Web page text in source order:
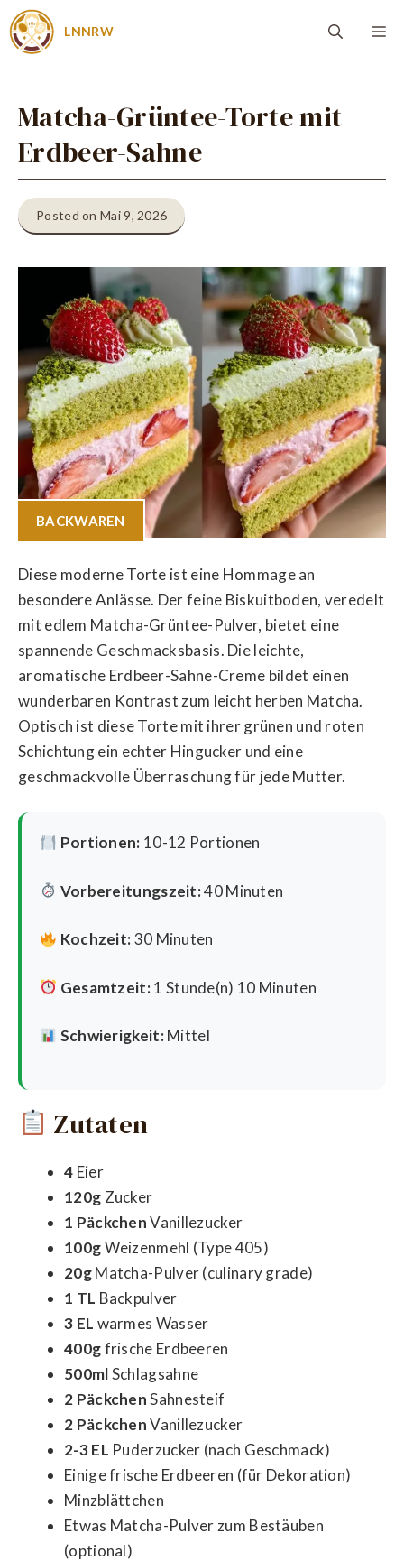
Zum
Inhalt
LNNRW
Matcha-Grüntee-Torte mit
Erdbeer-Sahne
Posted on Mai 9, 2026
BACKWAREN
Diese moderne Torte ist eine Hommage an
besondere Anlässe. Der feine Biskuitboden, veredelt
mit edlem Matcha-Grüntee-Pulver, bietet eine
spannende Geschmacksbasis. Die leichte,
aromatische Erdbeer-Sahne-Creme bildet einen
wunderbaren Kontrast zum leicht herben Matcha.
Optisch ist diese Torte mit ihrer grünen und roten
Schichtung ein echter Hingucker und eine
geschmackvolle Überraschung für jede Mutter.
Portionen: 10-12 Portionen
Vorbereitungszeit:40 Minuten
Kochzeit:30 Minuten
Gesamtzeit:1 Stunde(n) 10 Minuten
Schwierigkeit:Mittel
Zutaten
4 Eier
120g Zucker
1 PäckchenVanillezucker
100gWeizenmehl (Type 405)
20gMatcha-Pulver (culinary grade)
1 TL Backpulver
3 EL warmes Wasser
400gfrische Erdbeeren
500mlSchlagsahne
2 PäckchenSahnesteif
2 PäckchenVanillezucker
2-3 EL Puderzucker (nach Geschmack)
Einige frische Erdbeeren (für Dekoration)
Minzblättchen
Etwas Matcha-Pulver zum Bestäuben
(optional)